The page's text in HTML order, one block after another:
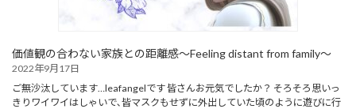
価値観の合わない家族との距離感～Feeling distant from family～
2022年9月17日
ご無沙汰しています…leafangelです 皆さんお元気でしたか？ そろそろ思いっ
きりワイワイはしゃいで､皆マスクもせずに外出していた頃のように遊びに行